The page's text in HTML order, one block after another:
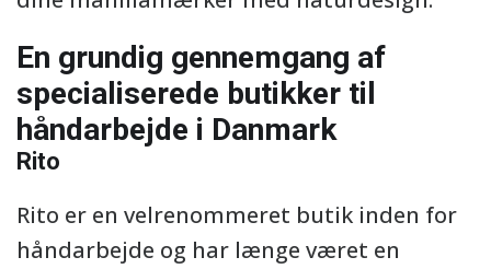
En grundig gennemgang af
specialiserede butikker til
håndarbejde i Danmark
Rito
Rito er en velrenommeret butik inden for
håndarbejde og har længe været en